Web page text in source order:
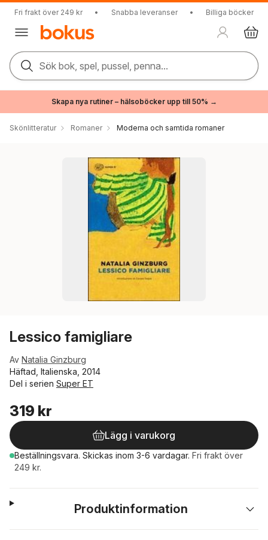
Fri frakt över 249 kr • Snabba leveranser • Billiga böcker
Sök bok, spel, pussel, penna...
Skapa nya rutiner – hälsoböcker upp till 50% →
Skönlitteratur Romaner Moderna och samtida romaner
Lessico famigliare
Av Natalia Ginzburg
Häftad, Italienska, 2014
Del i serien Super ET
319 kr
Lägg i varukorg
Beställningsvara. Skickas inom 3-6 vardagar. Fri frakt över
249 kr.
Produktinformation